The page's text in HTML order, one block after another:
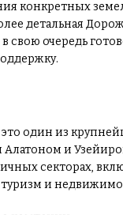
конкретных
детальная
свою очередь
один из
Алатоном и
секторах,
и